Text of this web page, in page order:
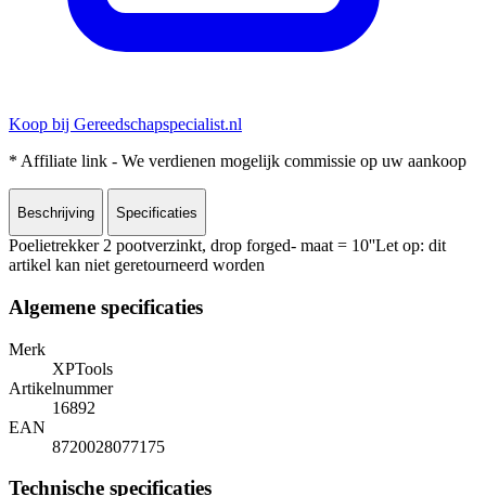
Koop bij Gereedschapspecialist.nl
* Affiliate link - We verdienen mogelijk commissie op uw aankoop
Beschrijving Specificaties
Poelietrekker 2 pootverzinkt, drop forged- maat = 10''Let op: dit
artikel kan niet geretourneerd worden
Algemene specificaties
Merk
XPTools
Artikelnummer
16892
EAN
8720028077175
Technische specificaties